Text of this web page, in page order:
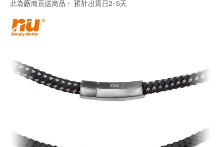
此為廠商直送商品， 預計出貨日2-5天